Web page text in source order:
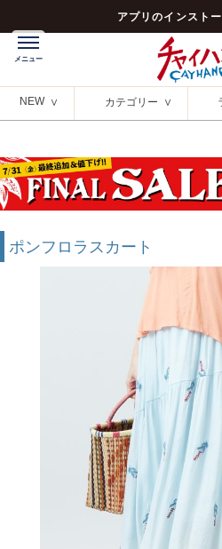
アプリのインスト
NEW カテゴリー
ポンフロラスカート